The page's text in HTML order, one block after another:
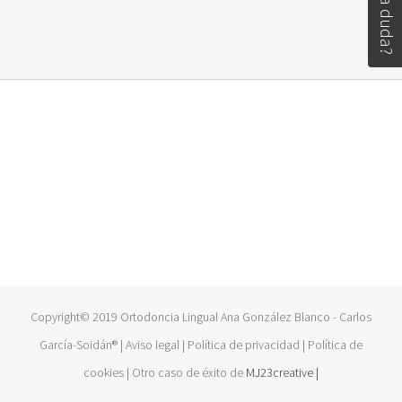
Copyright© 2019 Ortodoncia Lingual Ana González Blanco - Carlos
García-Soidán® | Aviso legal | Política de privacidad | Política de
cookies | Otro caso de éxito de MJ23creative |